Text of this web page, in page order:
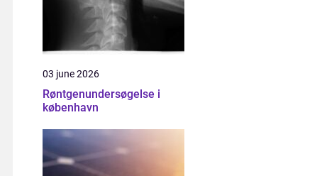
03 june 2026
Røntgenundersøgelse i
københavn